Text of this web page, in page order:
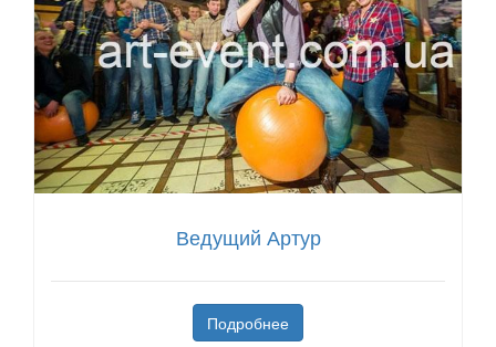
Ведущий Артур
Подробнее